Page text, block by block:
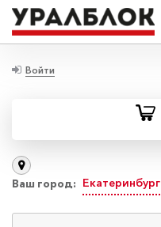
Войти
Ваш город: Екатеринбург